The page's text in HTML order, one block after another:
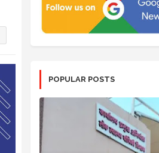
POPULAR POSTS